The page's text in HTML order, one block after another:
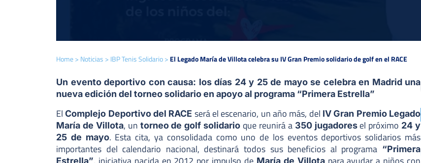
Home> Noticias > IBP Tenis Solidario> El Legado María de Villota celebra su IV Gran Premio solidario de golf en el RACE
Un evento deportivo con causa: los días 24 y 25 de mayo se celebra en Madrid una
nueva edición del torneo solidario en apoyo al programa “Primera Estrella”
ElComplejo Deportivo del RACE será el escenario, un año más, del IV Gran Premio Legado
María de Villota, un torneo de golf solidario que reunirá a 350 jugadoresel próximo 24 y
25 de mayo. Esta cita, ya consolidada como uno de los eventos deportivos solidarios más
importantes del calendario nacional, destinará todos sus beneficios al programa “Primera
Estrella”
María de Villota